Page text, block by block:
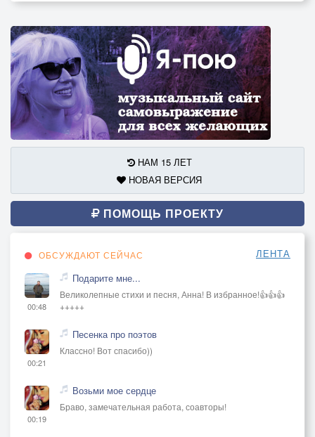
НАМ 15 ЛЕТ
НОВАЯ ВЕРСИЯ
ПОМОЩЬ ПРОЕКТУ
ОБСУЖДАЮТ СЕЙЧАС ЛЕНТА
00:48
Подарите мне...
Великолепные стихи и песня, Анна! В избранное!👍👍👍
+++++
00:21
Песенка про поэтов
Классно! Вот спасибо))
00:19
Возьми мое сердце
Браво, замечательная работа, соавторы!